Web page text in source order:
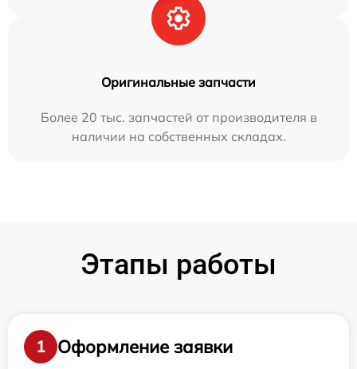
Оригинальные запчасти
Более 20 тыс. запчастей от производителя в
наличии на собственных складах.
Этапы работы
1
Оформление заявки